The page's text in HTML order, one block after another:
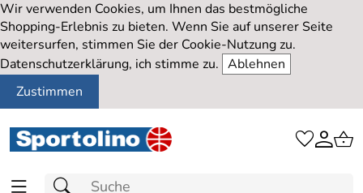
Wir verwenden Cookies, um Ihnen das bestmögliche
Shopping-Erlebnis zu bieten. Wenn Sie auf unserer Seite
weitersurfen, stimmen Sie der Cookie-Nutzung zu.
Datenschutzerklärung, ich stimme zu. Ablehnen
Zustimmen